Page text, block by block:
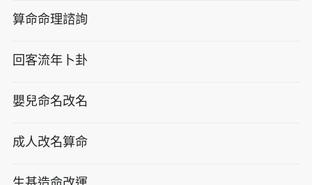
算命命理諮詢
回客流年卜卦
嬰兒命名改名
成人改名算命